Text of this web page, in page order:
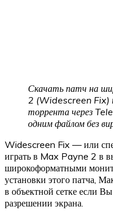
Скачать патч на
2 (Widescreen Fix)
торрента через
одним файлом без
Widescreen Fix — или
играть в Max Payne 2 в
широкоформатными
установки этого патча,
в объектной сетке если
разрешении экрана.